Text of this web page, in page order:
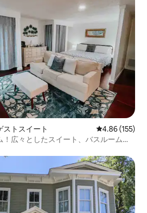
ストスイート レビュー155
4.86 (155)
広々としたスイート、バスルーム、